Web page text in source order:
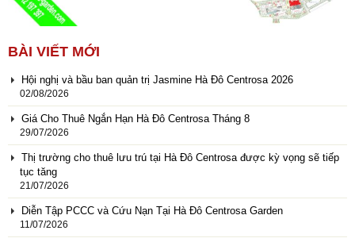
BÀI VIẾT MỚI
Hội nghị và bầu ban quản trị Jasmine Hà Đô Centrosa 2026
02/08/2026
Giá Cho Thuê Ngắn Hạn Hà Đô Centrosa Tháng 8
29/07/2026
Thị trường cho thuê lưu trú tại Hà Đô Centrosa được kỳ vọng sẽ tiếp
tục tăng
21/07/2026
Diễn Tập PCCC và Cứu Nạn Tại Hà Đô Centrosa Garden
11/07/2026